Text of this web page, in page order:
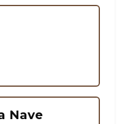
Nave